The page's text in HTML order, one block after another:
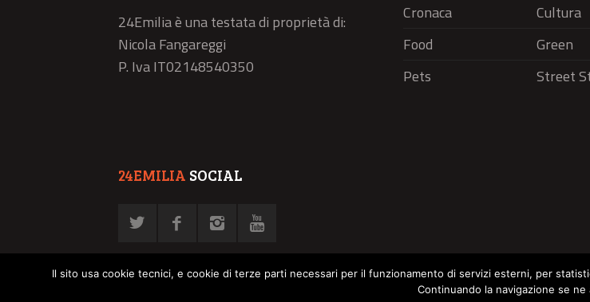
24Emilia è una testata di proprietà di:
Nicola Fangareggi
P. Iva IT02148540350
Cronaca
Cultura
Food
Green
Pets
Street
24EMILIA SOCIAL
Il sito usa cookie tecnici, e cookie di terze parti necessari per il funzionamento di servizi esterni, per
Continuando la navigazione se ne